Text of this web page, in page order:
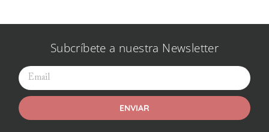
Subcríbete a nuestra Newsletter
ENVIAR